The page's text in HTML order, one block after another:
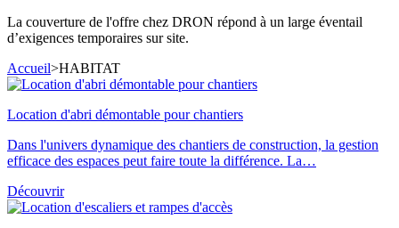
La couverture de l'offre chez DRON répond à un large éventail
d’exigences temporaires sur site.
Accueil>HABITAT
Location d'abri démontable pour chantiers
Dans l'univers dynamique des chantiers de construction, la gestion
efficace des espaces peut faire toute la différence. La…
Découvrir